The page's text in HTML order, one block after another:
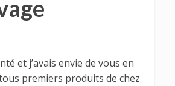
et j’avais envie de vous en
premiers produits de chez